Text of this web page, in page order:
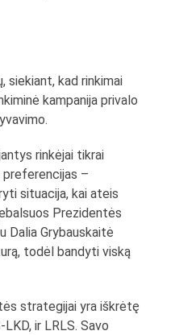
siekiant, kad rinkimai
kampanija privalo
rinkėjai tikrai
preferencijas –
situacija, kai ateis
Prezidentės
Dalia Grybauskaitė
todėl bandyti viską
strategijai yra iškrėtę
ir LRLS. Savo